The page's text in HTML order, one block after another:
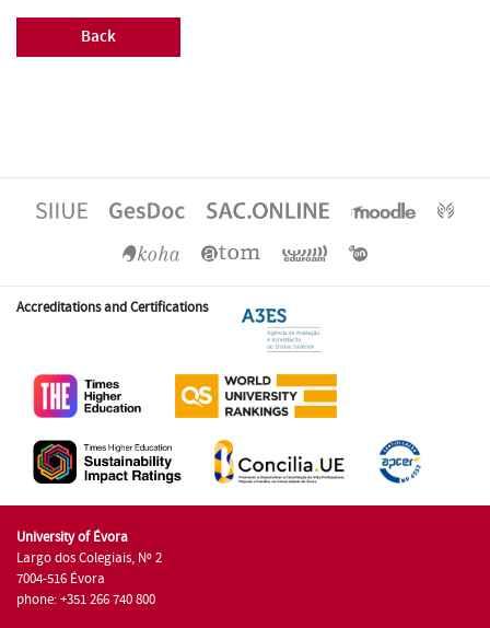
Back
Accreditations and Certifications
University of Évora
Largo dos Colegiais, Nº 2
7004-516 Évora
phone: +351 266 740 800